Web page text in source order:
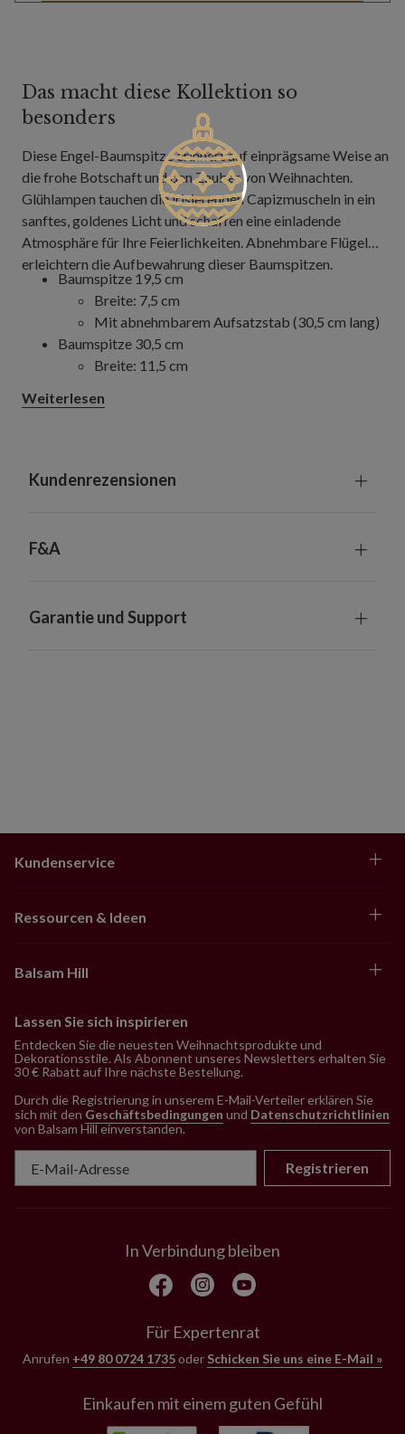
Das macht diese Kollektion so
besonders
Diese Engel-Baumspitze erinnert auf einprägsame Weise an
die frohe Botschaft und den Zauber von Weihnachten.
Glühlampen tauchen die irisierenden Capizmuscheln in ein
sanftes, goldenes Licht und schaffen eine einladende
Atmosphäre für Ihre Feierlichkeiten. Abnehmbare Flügel
erleichtern die Aufbewahrung dieser Baumspitzen.
Baumspitze 19,5 cm
Breite: 7,5 cm
Mit abnehmbarem Aufsatzstab (30,5 cm lang)
Baumspitze 30,5 cm
Breite: 11,5 cm
Mit abnehmbaren Flügeln zur einfachen
(1,5 m)
Nur zur Innennutzung geeignet
Weiterlesen
Kundenrezensionen
F&A
Garantie und Support
Kundenservice
Ressourcen & Ideen
Balsam Hill
Lassen Sie sich inspirieren
Entdecken Sie die neuesten Weihnachtsprodukte und
Dekorationsstile. Als Abonnent unseres Newsletters erhalten Sie
30 € Rabatt auf Ihre nächste Bestellung.
Durch die Registrierung in unserem E-Mail-Verteiler erklären Sie
sich mit den Geschäftsbedingungen und Datenschutzrichtlinien
von Balsam Hill einverstanden.
Registrieren
In Verbindung bleiben
Für Expertenrat
Anrufen +49 80 0724 1735oder Schicken Sie uns eine E-Mail »
Einkaufen mit einem guten Gefühl